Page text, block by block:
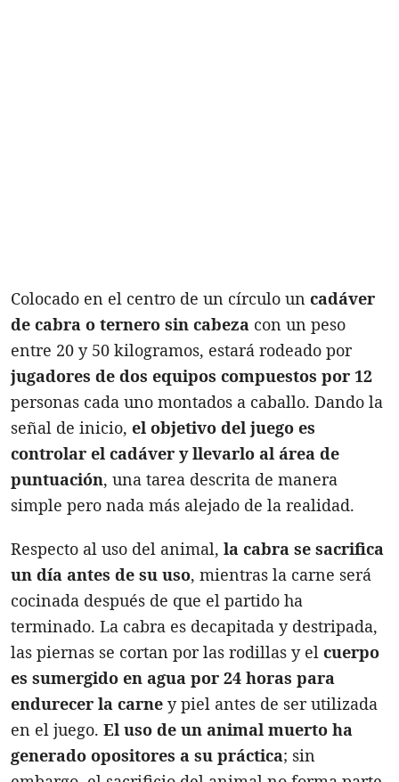
Colocado en el centro de un círculo un cadáver
de cabra o ternero sin cabeza con un peso
entre 20 y 50 kilogramos, estará rodeado por
jugadores de dos equipos compuestos por 12
personas cada uno montados a caballo. Dando la
señal de inicio, el objetivo del juego es
controlar el cadáver y llevarlo al área de
puntuación, una tarea descrita de manera
simple pero nada más alejado de la realidad.
Respecto al uso del animal, la cabra se sacrifica
un día antes de su uso, mientras la carne será
cocinada después de que el partido ha
terminado. La cabra es decapitada y destripada,
las piernas se cortan por las rodillas y el cuerpo
es sumergido en agua por 24 horas para
endurecer la carne y piel antes de ser utilizada
en el juego. El uso de un animal muerto ha
generado opositores a su práctica; sin